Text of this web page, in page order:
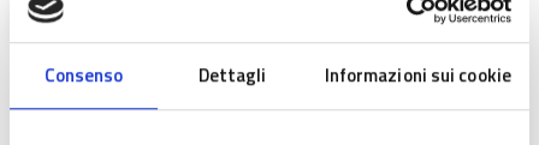
Consenso Dettagli Informazioni sui cookie
Enti e Operatori
Regione Lombardia ha approvato, con decreto n. 2935 del 6
marzo 2025, una riapertura dello sportello per l’assegnazione